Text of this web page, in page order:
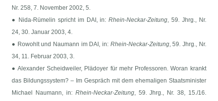
Nr. 258, 7. November 2002, 5.
● Nida-Rümelin spricht im DAI, in:Rhein-Neckar-Zeitung, 59. Jhrg., Nr.
24, 30. Januar 2003, 4.
● Rowohlt und Naumann im DAI, in: Rhein-Neckar-Zeitung, 59. Jhrg., Nr.
34, 11. Februar 2003, 3.
● Alexander Scheidweiler, Plädoyer für mehr Professoren. Woran krankt
das Bildungssystem? – Im Gespräch mit dem ehemaligen Staatsminister
Michael Naumann, in: Rhein-Neckar-Zeitung, 59. Jhrg., Nr. 38, 15./16.